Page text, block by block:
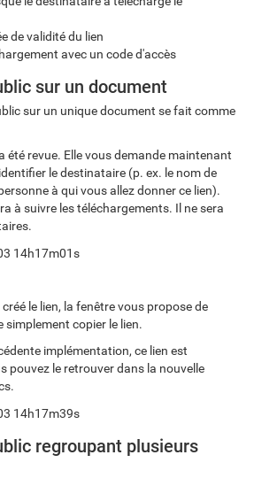
de validité du lien
avec un code d'accès
sur un document
sur un unique document se fait comme
été revue. Elle vous demande maintenant
le destinataire (p. ex. le nom de
à qui vous allez donner ce lien).
à suivre les téléchargements. Il ne sera
le lien, la fenêtre vous propose de
simplement copier le lien.
implémentation, ce lien est
pouvez le retrouver dans la nouvelle
regroupant plusieurs